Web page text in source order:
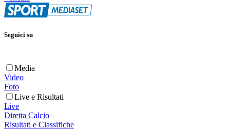
Seguici su
Media
Video
Foto
Live e Risultati
Live
Diretta Calcio
Risultati e Classifiche